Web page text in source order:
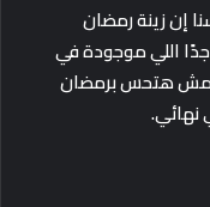
إن زينة رمضان
جدًا اللي موجودة في
مش هتحس برمضان